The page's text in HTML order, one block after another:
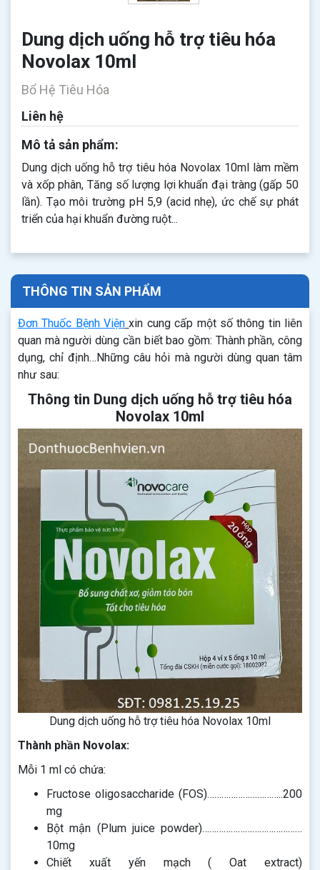
Dung dịch uống hỗ trợ tiêu hóa
Novolax 10ml
Bổ Hệ Tiêu Hóa
Liên hệ
Mô tả sản phẩm:
Dung dịch uống hỗ trợ tiêu hóa Novolax 10ml làm mềm
và xốp phân, Tăng số lượng lợi khuẩn đại tràng (gấp 50
lần). Tạo môi trường pH 5,9 (acid nhẹ), ức chế sự phát
triển của hại khuẩn đường ruột...
THÔNG TIN SẢN PHẨM
Đơn Thuốc Bệnh Viện xin cung cấp một số thông tin liên
quan mà người dùng cần biết bao gồm: Thành phần, công
dụng, chỉ định…Những câu hỏi mà người dùng quan tâm
như sau:
Thông tin Dung dịch uống hỗ trợ tiêu hóa
Novolax 10ml
Dung dịch uống hỗ trợ tiêu hóa Novolax 10ml
Thành phần Novolax:
Mỗi 1 ml có chứa:
Fructose oligosaccharide (FOS)…………………………..200
mg
Bột mận (Plum juice powder)……………………………………
10mg
Chiết xuất yến mạch ( Oat extract)